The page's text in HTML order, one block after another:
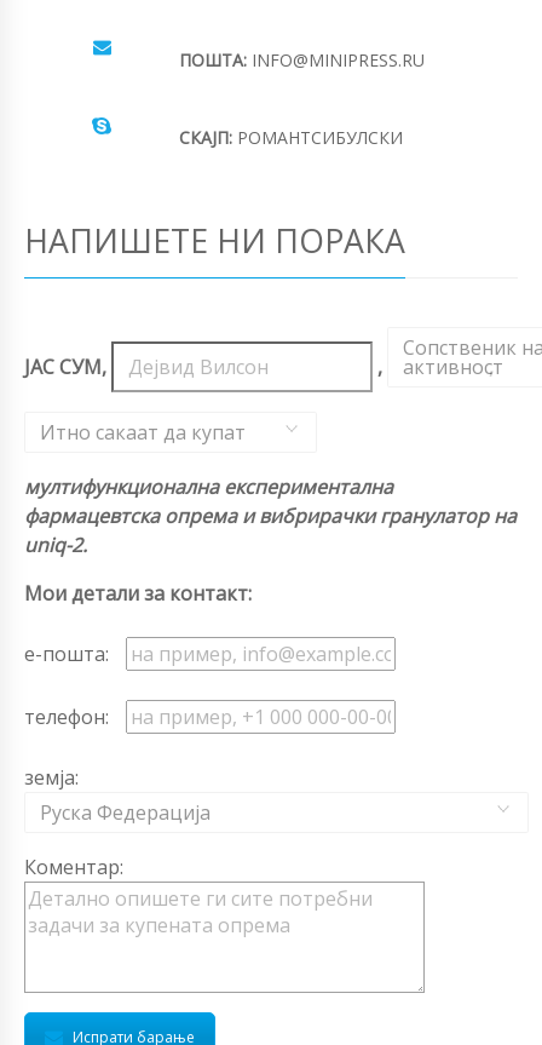
ПОШТА: INFO@MINIPRESS.RU
СКАЈП: РОМАНТСИБУЛСКИ
НАПИШЕТЕ НИ ПОРАКА
ЈАС СУМ, ,
Сопственик
активност
,
Итно сакаат да купат
мултифункционална експериментална
фармацевтска опрема и вибрирачки гранулатор на
uniq-2.
Мои детали за контакт:
е-пошта:
телефон:
земја:
Руска Федерација
Коментар:
Испрати барање